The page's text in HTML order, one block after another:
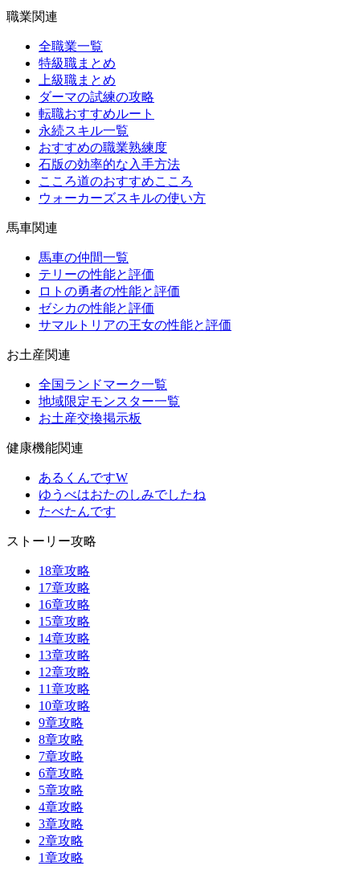
職業関連
全職業一覧
特級職まとめ
上級職まとめ
ダーマの試練の攻略
転職おすすめルート
永続スキル一覧
おすすめの職業熟練度
石版の効率的な入手方法
こころ道のおすすめこころ
ウォーカーズスキルの使い方
馬車関連
馬車の仲間一覧
テリーの性能と評価
ロトの勇者の性能と評価
ゼシカの性能と評価
サマルトリアの王女の性能と評価
お土産関連
全国ランドマーク一覧
地域限定モンスター一覧
お土産交換掲示板
健康機能関連
あるくんですW
ゆうべはおたのしみでしたね
たべたんです
ストーリー攻略
18章攻略
17章攻略
16章攻略
15章攻略
14章攻略
13章攻略
12章攻略
11章攻略
10章攻略
9章攻略
8章攻略
7章攻略
6章攻略
5章攻略
4章攻略
3章攻略
2章攻略
1章攻略